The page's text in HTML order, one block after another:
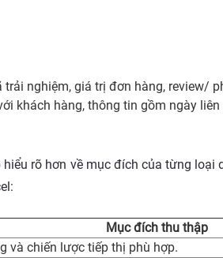
nghiệm, giá trị đơn hàng, review/
khách hàng, thông tin gồm ngày
rõ hơn về mục đích của từng loại
Mục đích thu thập
và chiến lược tiếp thị phù hợp.